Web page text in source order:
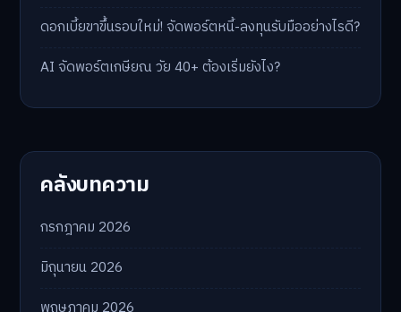
ดอกเบี้ยขาขึ้นรอบใหม่! จัดพอร์ตหนี้-ลงทุนรับมืออย่างไรดี?
AI จัดพอร์ตเกษียณ วัย 40+ ต้องเริ่มยังไง?
คลังบทความ
กรกฎาคม 2026
มิถุนายน 2026